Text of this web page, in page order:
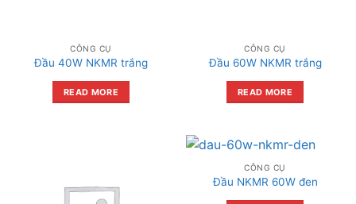
CÔNG CỤ
Đầu 40W NKMR trắng
READ MORE
CÔNG CỤ
Đầu 60W NKMR trắng
READ MORE
CÔNG CỤ
Đầu NKMR 60W đen